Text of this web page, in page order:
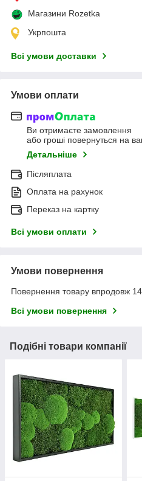
Магазини Rozetka
Укрпошта
Всі умови доставки
Умови оплати
Ви отримаєте замовлення
або гроші повернуться на
Детальніше
Післяплата
Оплата на рахунок
Переказ на картку
Всі умови оплати
Умови повернення
Повернення товару впродовж
Всі умови повернення
Подібні товари компанії